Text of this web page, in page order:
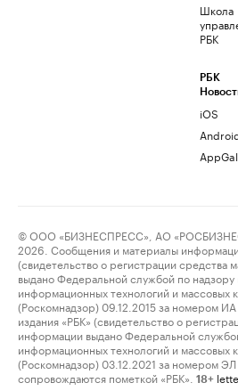
Школа
РБК
РБК
iOS
© ООО «БИЗНЕСПРЕСС», АО
2026. Сообщения и материалы
(свидетельство о регистрации средства
выдано Федеральной службой по надзору
информационных технологий и массовых
(Роскомнадзор) 09.12.2015 за номером
издания «РБК» (свидетельство о
информации выдано Федеральной
информационных технологий и массовых
(Роскомнадзор) 03.12.2021 за номером
сопровождаются пометкой «РБК».
18+